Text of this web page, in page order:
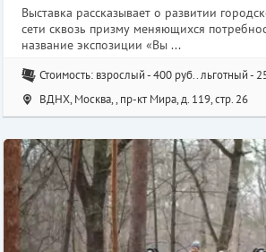
Выставка рассказывает о развитии
сети сквозь призму меняющихся
название экспозиции «Вы ...
Стоимость: взрослый - 400 руб.. льготный -
ВДНХ, Москва, , пр-кт Мира, д. 119, стр. 26